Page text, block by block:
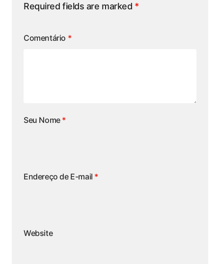
Required fields are marked *
Comentário *
Seu Nome *
Endereço de E-mail *
Website